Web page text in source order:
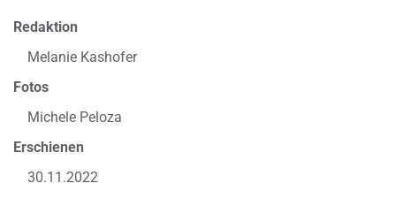
Redaktion
Melanie Kashofer
Fotos
Michele Peloza
Erschienen
30.11.2022